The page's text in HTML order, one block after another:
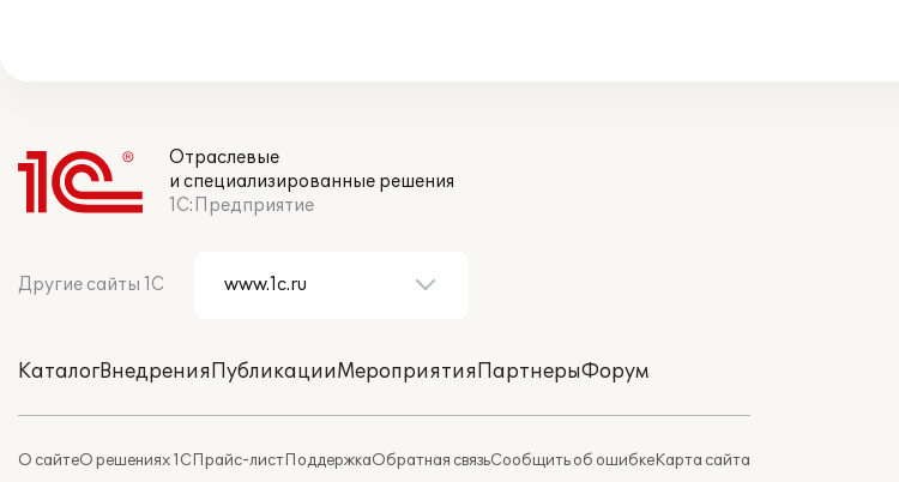
Отраслевые
и специализированные решения
1С:Предприятие
Другие сайты 1С
КаталогВнедренияПубликацииМероприятияПартнерыФорум
О сайтеО решениях 1СПрайс-листПоддержкаОбратная связьСообщить об ошибкеКарта сайта